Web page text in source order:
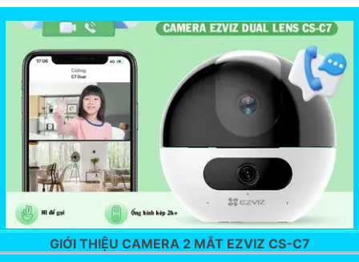
GIỚI THIỆU CAMERA 2 MẮT EZVIZ CS-C7